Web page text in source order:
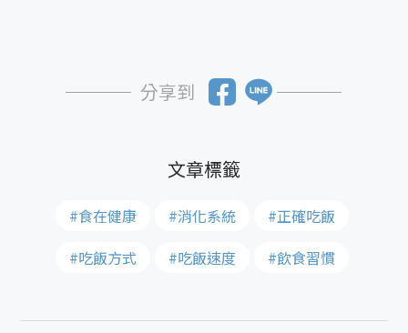
分享到
#食在健康 #消化系統
#正確吃飯
#吃飯方式
#吃飯速度 #飲食習慣